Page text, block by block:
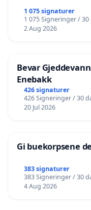
1 075 signaturer
1 075 Signeringer /
2 Aug 2026
Bevar
Enebakk
426 signaturer
426 Signeringer / 30
20 Jul 2026
Gi buekorpsene
383 signaturer
383 Signeringer / 30
4 Aug 2026